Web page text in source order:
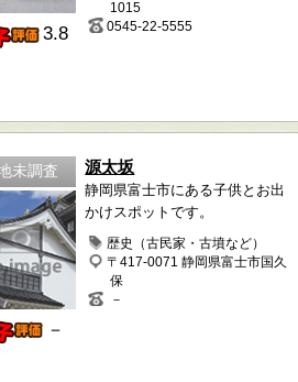
3.8
1015
0545-22-5555
未調査
－
源太坂
静岡県富士市にある子供とお出
かけスポットです。
歴史（古民家・古墳など）
〒417-0071 静岡県富士市国久
保
－